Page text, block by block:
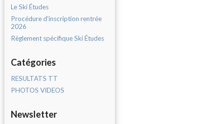
Le Ski Études
Procédure d'inscription rentrée
2026
Règlement spécifique Ski Études
Catégories
RESULTATS TT
PHOTOS VIDEOS
Newsletter